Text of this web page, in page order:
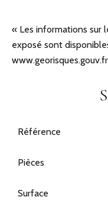
« Les informations sur
exposé sont
Référence
Pièces
Surface